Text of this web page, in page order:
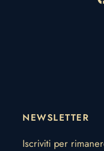
NEWSLETTER
Iscriviti per